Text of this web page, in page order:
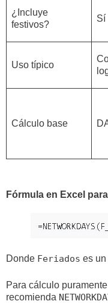
¿Incluye
festivos?
Sí
Uso típico
Cálculo base
Fórmula en Excel
Donde Feriados es un
Para cálculo
recomienda